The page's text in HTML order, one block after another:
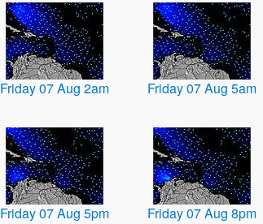
Friday 07 Aug 2am Friday 07 Aug 5am
Friday 07 Aug 5pm Friday 07 Aug 8pm